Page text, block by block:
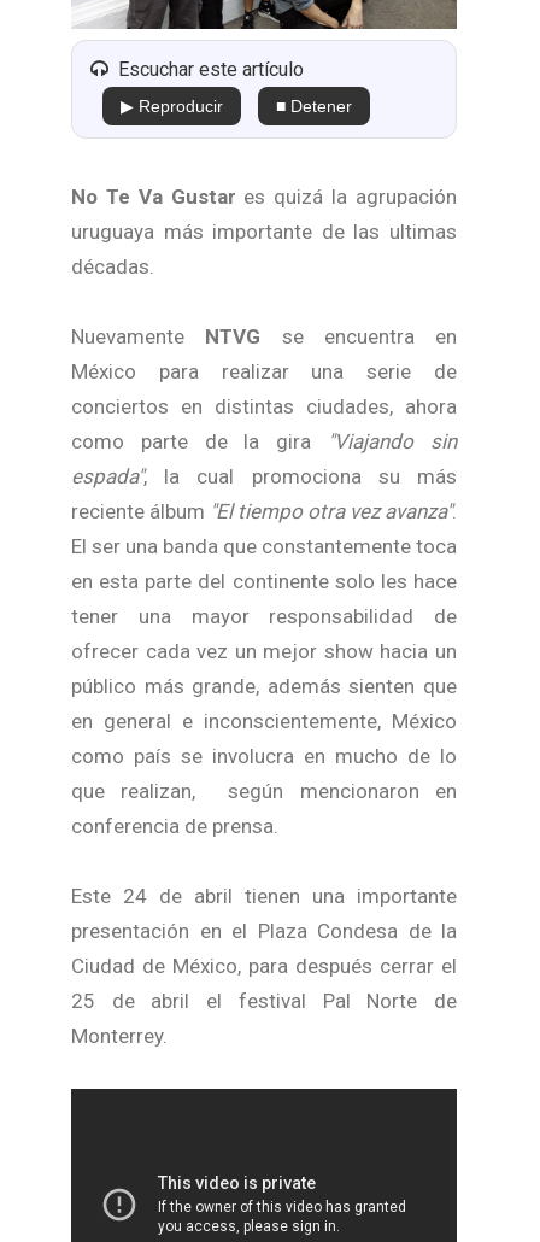
Escuchar este artículo
▶ Reproducir ■ Detener
No Te Va Gustar es quizá la agrupación
uruguaya más importante de las ultimas
décadas.
Nuevamente NTVG se encuentra en
México para realizar una serie de
conciertos en distintas ciudades, ahora
como parte de la gira
"Viajando sin
espada", la cual promociona su más
reciente álbum "El tiempo otra vez avanza".
El ser una banda que constantemente toca
en esta parte del continente solo les hace
tener una mayor responsabilidad de
ofrecer cada vez un mejor show hacia un
público más grande, además sienten que
en general e inconscientemente, México
como país se involucra en mucho de lo
que realizan, según mencionaron en
conferencia de prensa.
Este 24 de abril tienen una importante
presentación en el Plaza Condesa de la
Ciudad de México, para después cerrar el
25 de abril el festival Pal Norte de
Monterrey.